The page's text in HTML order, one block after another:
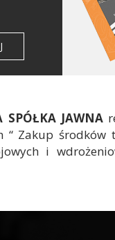
SPÓŁKA JAWNA
Zakup środków
i